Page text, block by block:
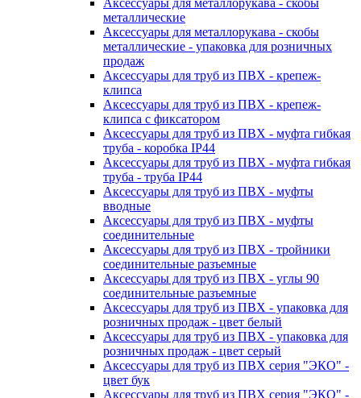
Аксессуары для металлорукава - скобы
металлические
Аксессуары для металлорукава - скобы
металлические - упаковка для розничных
продаж
Аксессуары для труб из ПВХ - крепеж-
клипса
Аксессуары для труб из ПВХ - крепеж-
клипса с фиксатором
Аксессуары для труб из ПВХ - муфта гибкая
труба - коробка IP44
Аксессуары для труб из ПВХ - муфта гибкая
труба - труба IP44
Аксессуары для труб из ПВХ - муфты
вводные
Аксессуары для труб из ПВХ - муфты
соединительные
Аксессуары для труб из ПВХ - тройники
соединительные разъемные
Аксессуары для труб из ПВХ - углы 90
соединительные разъемные
Аксессуары для труб из ПВХ - упаковка для
розничных продаж - цвет белый
Аксессуары для труб из ПВХ - упаковка для
розничных продаж - цвет серый
Аксессуары для труб из ПВХ серия "ЭКО" -
цвет бук
Аксессуары для труб из ПВХ серия "ЭКО" -